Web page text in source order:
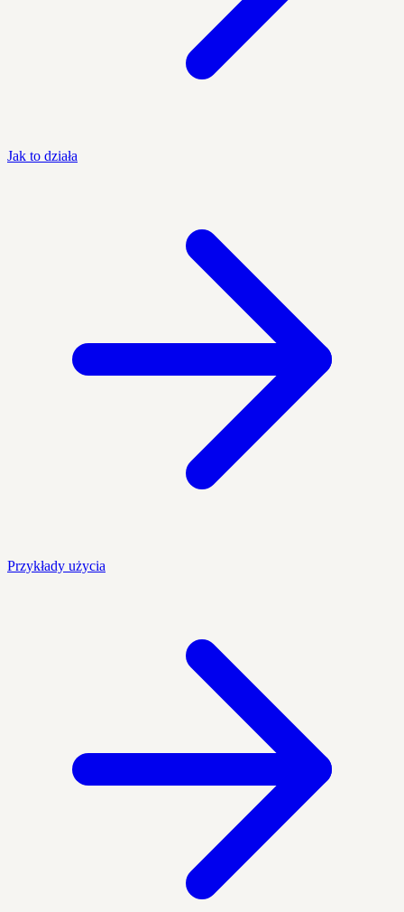
Jak to działa
Przykłady użycia